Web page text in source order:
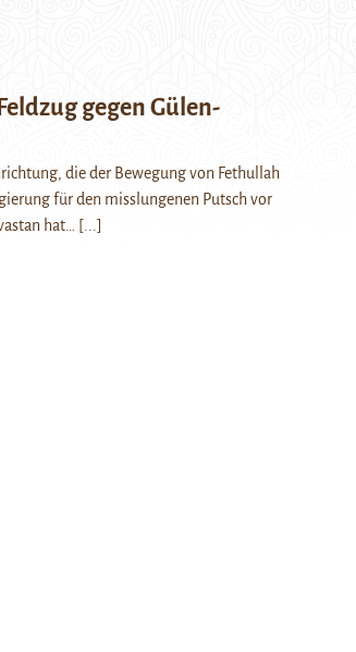
gegen Gülen-
die der Bewegung von Fethullah
für den misslungenen Putsch vor
hat…
[...]